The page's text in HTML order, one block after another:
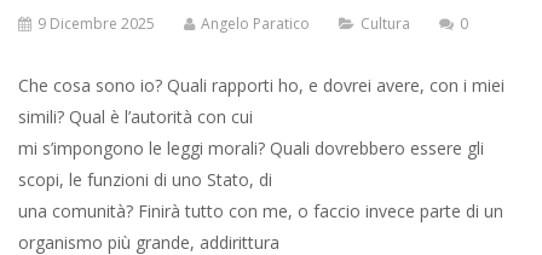
9 Dicembre 2025 Angelo Paratico Cultura 0
Che cosa sono io? Quali rapporti ho, e dovrei avere, con i miei
simili? Qual è l’autorità con cui
mi s’impongono le leggi morali? Quali dovrebbero essere gli
scopi, le funzioni di uno Stato, di
una comunità? Finirà tutto con me, o faccio invece parte di un
organismo più grande, addirittura